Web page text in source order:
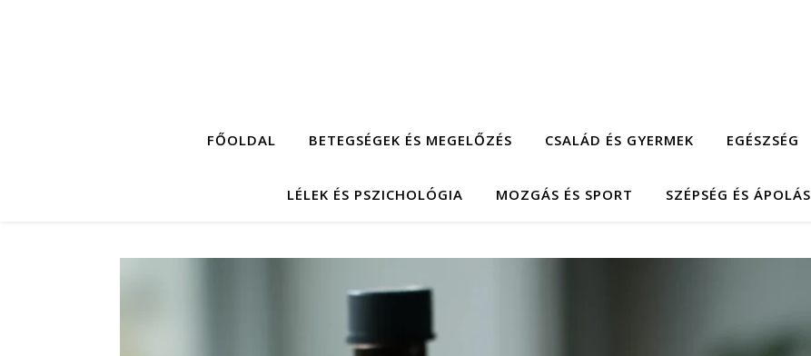
FŐOLDAL BETEGSÉGEK ÉS MEGELŐZÉS CSALÁD ÉS GYERMEK EGÉSZSÉG
LÉLEK ÉS PSZICHOLÓGIA MOZGÁS ÉS SPORT SZÉPSÉG ÉS ÁPOLÁS